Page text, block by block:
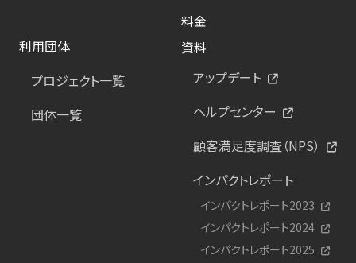
料金
利用団体
プロジェクト一覧
団体一覧
資料
アップデート
ヘルプセンター
顧客満足度調査（NPS）
インパクトレポート
インパクトレポート2023
インパクトレポート2024
インパクトレポート2025